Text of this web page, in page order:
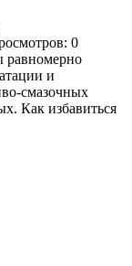
0
равномерно
и
смазочных
Как избавиться